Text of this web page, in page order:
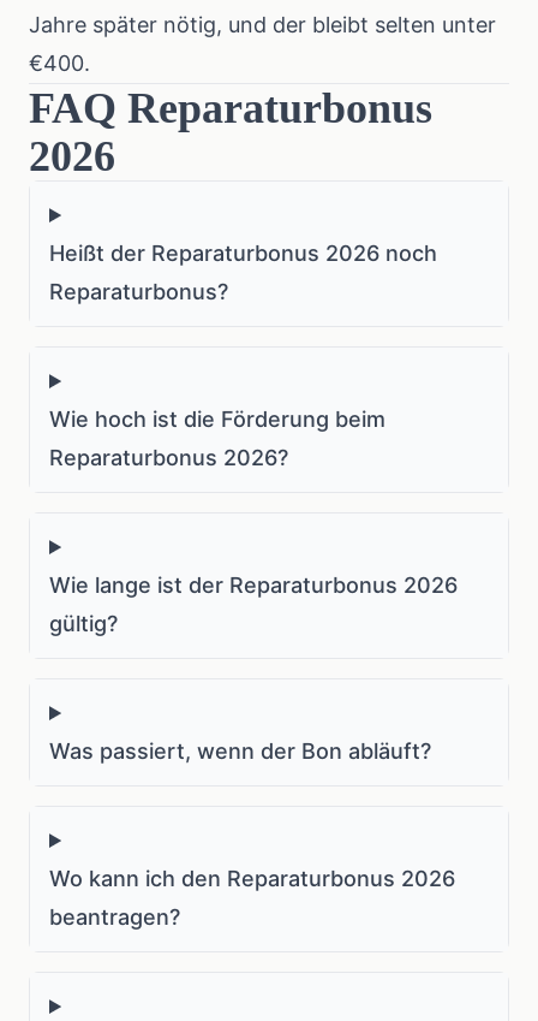
Jahre später nötig, und der bleibt selten unter
€400.
FAQ Reparaturbonus
2026
Heißt der Reparaturbonus 2026 noch
Reparaturbonus?
Wie hoch ist die Förderung beim
Reparaturbonus 2026?
Wie lange ist der Reparaturbonus 2026
gültig?
Was passiert, wenn der Bon abläuft?
Wo kann ich den Reparaturbonus 2026
beantragen?